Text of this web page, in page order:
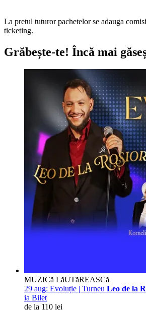
La pretul tuturor pachetelor se adauga
ticketing.
Grăbește-te! Încă mai
MUZICă LăUTăREASCă
29 aug: Evoluție | Turneu Leo de la
ia Bilet
de la 110 lei